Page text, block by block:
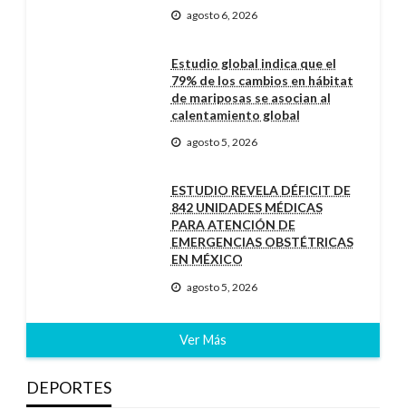
agosto 6, 2026
Estudio global indica que el
79% de los cambios en hábitat
de mariposas se asocian al
calentamiento global
agosto 5, 2026
ESTUDIO REVELA DÉFICIT DE
842 UNIDADES MÉDICAS
PARA ATENCIÓN DE
EMERGENCIAS OBSTÉTRICAS
EN MÉXICO
agosto 5, 2026
Ver Más
DEPORTES